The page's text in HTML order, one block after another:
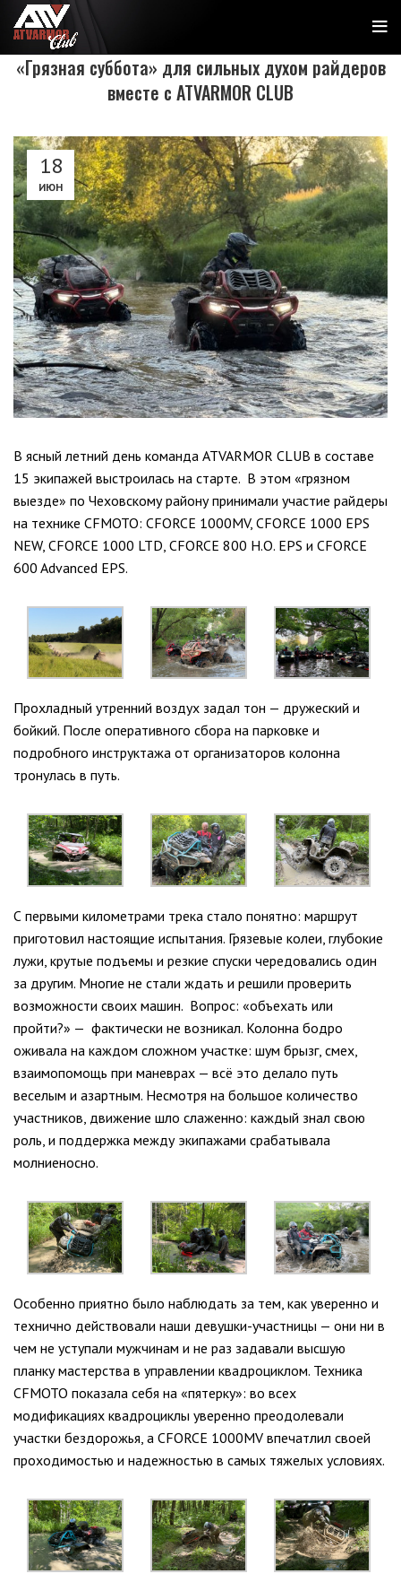
«Грязная суббота» для сильных духом райдеров
вместе с ATVARMOR CLUB
18
ИЮН
В ясный летний день команда ATVARMOR CLUB в составе
15 экипажей выстроилась на старте. В этом «грязном
выезде» по Чеховскому району принимали участие райдеры
на технике CFMOTO: CFORCE 1000MV, CFORCE 1000 EPS
NEW, CFORCE 1000 LTD, CFORCE 800 H.O. EPS и CFORCE
600 Advanced EPS.
Прохладный утренний воздух задал тон — дружеский и
бойкий. После оперативного сбора на парковке и
подробного инструктажа от организаторов колонна
тронулась в путь.
С первыми километрами трека стало понятно: маршрут
приготовил настоящие испытания. Грязевые колеи, глубокие
лужи, крутые подъемы и резкие спуски чередовались один
за другим. Многие не стали ждать и решили проверить
возможности своих машин. Вопрос: «объехать или
пройти?» — фактически не возникал. Колонна бодро
оживала на каждом сложном участке: шум брызг, смех,
взаимопомощь при маневрах — всё это делало путь
веселым и азартным. Несмотря на большое количество
участников, движение шло слаженно: каждый знал свою
роль, и поддержка между экипажами срабатывала
молниеносно.
Особенно приятно было наблюдать за тем, как уверенно и
технично действовали наши девушки-участницы — они ни в
чем не уступали мужчинам и не раз задавали высшую
планку мастерства в управлении квадроциклом. Техника
CFMOTO показала себя на «пятерку»: во всех
модификациях квадроциклы уверенно преодолевали
участки бездорожья, а CFORCE 1000MV впечатлил своей
проходимостью и надежностью в самых тяжелых условиях.